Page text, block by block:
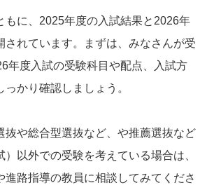
もに、2025年度の入試結果と2026年
されています。まずは、みなさんが受
年度入試の受験科目や配点、入試方
かり確認しましょう。
抜や総合型選抜など、や推薦選抜など
以外での受験を考えている場合は、
進路指導の教員に相談してみてくださ